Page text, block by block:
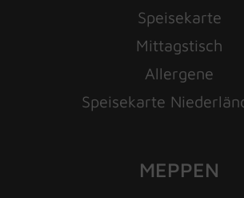
Speisekarte
Mittagstisch
Allergene
Speisekarte
MEPPEN